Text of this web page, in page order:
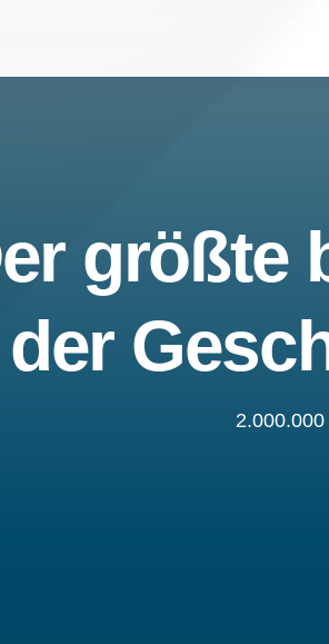
größte
der